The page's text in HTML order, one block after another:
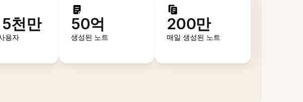
천만
용자
50억
생성된 노트
200만
매일 생성된 노트